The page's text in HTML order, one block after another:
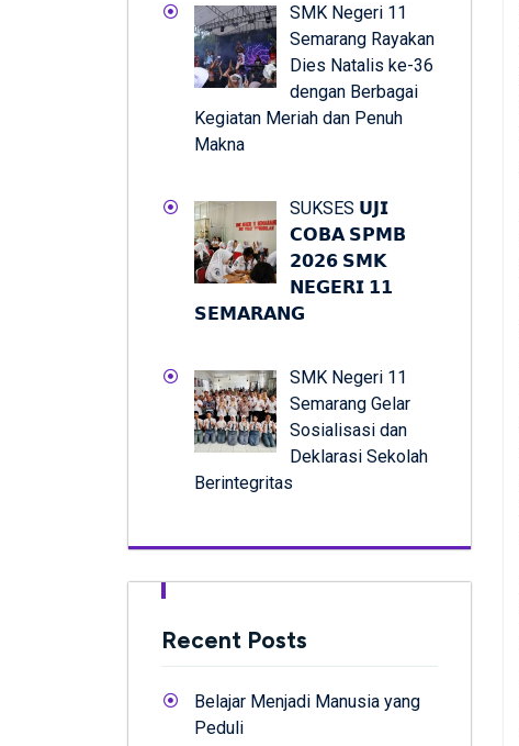
SMK Negeri 11
Semarang Rayakan
Dies Natalis ke-36
dengan Berbagai
Kegiatan Meriah dan Penuh
Makna
SUKSES 𝗨𝗝𝗜
𝗖𝗢𝗕𝗔 𝗦𝗣𝗠𝗕
𝟮𝟬𝟮𝟲 𝗦𝗠𝗞
𝗡𝗘𝗚𝗘𝗥𝗜 𝟭𝟭
𝗦𝗘𝗠𝗔𝗥𝗔𝗡𝗚
SMK Negeri 11
Semarang Gelar
Sosialisasi dan
Deklarasi Sekolah
Berintegritas
Recent Posts
Belajar Menjadi Manusia yang
Peduli